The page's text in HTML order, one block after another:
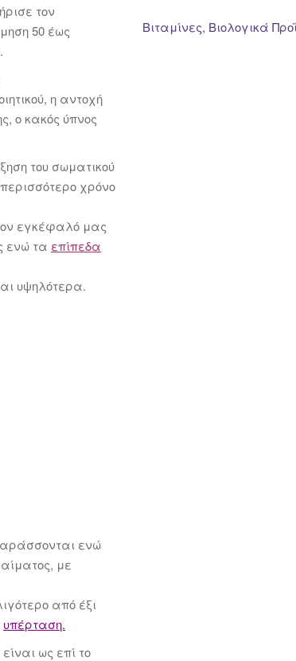
τον
50 έως
η αντοχή
o κακός ύπνος
του σωματικού
χρόνο
εγκέφαλό μας
ενώ τα επίπεδα
υψηλότερα.
ενώ
με
από έξι
υπέρταση.
ως επί το
Βιταμίνες, Βιολογικά